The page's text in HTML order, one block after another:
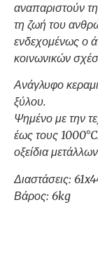
αναπαριστούν
τη ζωή του
ενδεχομένως ο
κοινωνικών
Ανάγλυφο
ξύλου.
Ψημένο με την
έως τους
οξείδια
Διαστάσεις:
Βάρος: 6kg